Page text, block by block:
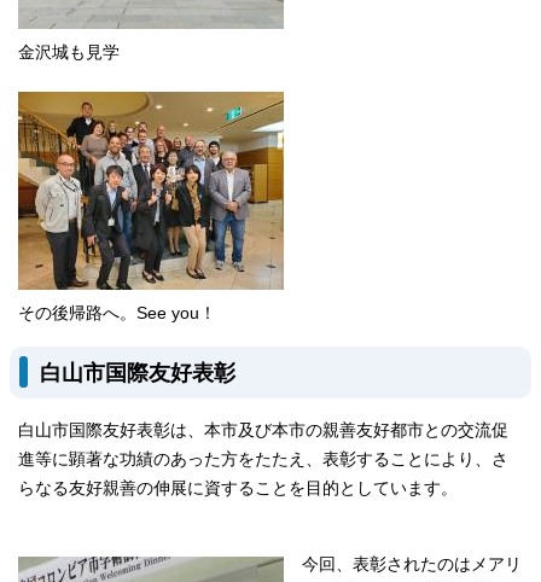
金沢城も見学
その後帰路へ。See you！
白山市国際友好表彰
白山市国際友好表彰は、本市及び本市の親善友好都市との交流促
進等に顕著な功績のあった方をたたえ、表彰することにより、さ
らなる友好親善の伸展に資することを目的としています。
今回、表彰されたのはメアリ